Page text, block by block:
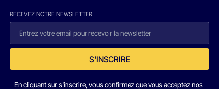
RECEVEZ NOTRE NEWSLETTER
S'INSCRIRE
En cliquant sur s'inscrire, vous confirmez que vous acceptez nos